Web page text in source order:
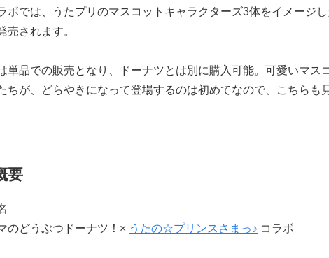
ボでは、うたプリのマスコットキャラクターズ3体をイメージし
売されます。
単品での販売となり、ドーナツとは別に購入可能。可愛いマス
ちが、どらやきになって登場するのは初めてなので、こちらも
要
のどうぶつドーナツ！× うたの☆プリンスさまっ♪ コラボ